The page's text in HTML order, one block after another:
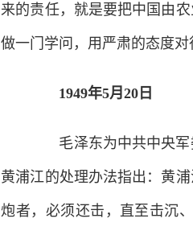
来的责任，就是要把中国由
做一门学问，用严肃的态度
1949年5月20日
毛泽东为中共中央军
黄浦江的处理办法指出：黄
炮者，必须还击，直至击沉